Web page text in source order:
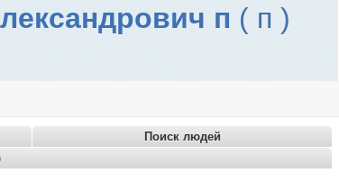
п ( п )
Поиск людей